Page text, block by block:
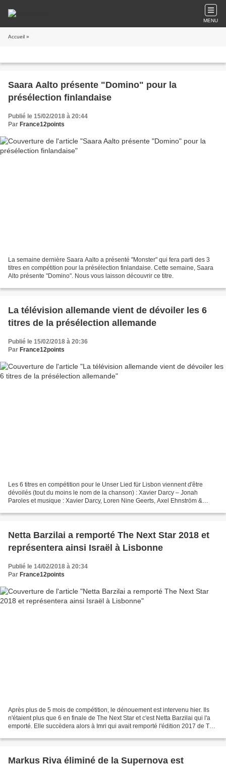
MENU
Accueil »
Saara Aalto présente "Domino" pour la
présélection finlandaise
Publié le 15/02/2018 à 20:44
Par France12points
La semaine dernière Saara Aalto a présenté "Monster" qui fera parti des 3
titres en compétition pour la présélection finlandaise. Cette semaine, Saara
Alto présente "Domino". Nous vous laisson découvrir ce titre.
La télévision allemande vient de dévoiler les 6
titres de la présélection allemande
Publié le 15/02/2018 à 20:36
Par France12points
Les 6 titres en compétition pour le Unser Lied für Lisbon viennent d'être
dévoilés (tout du moins le nom de la chanson) : Xavier Darcy – Jonah
Paroles et musique : Xavier Darcy, Loren Nine Geerts, Axel Ehnström &
Netta Barzilai a remporté The Next Star 2018 et
représentera ainsi Israël à Lisbonne
Publié le 14/02/2018 à 20:34
Par France12points
Après plus de 5 mois de compétition, le dénouement est intervenu hier. Ils
n'étaient plus que 6 en finale de The Next Star et c'est Netta Barzilai qui l'a
emporté. Elle succèdera alors à Imri qui avait remporté l'édition 2017 de The
Markus Riva éliminé de la Supernova est